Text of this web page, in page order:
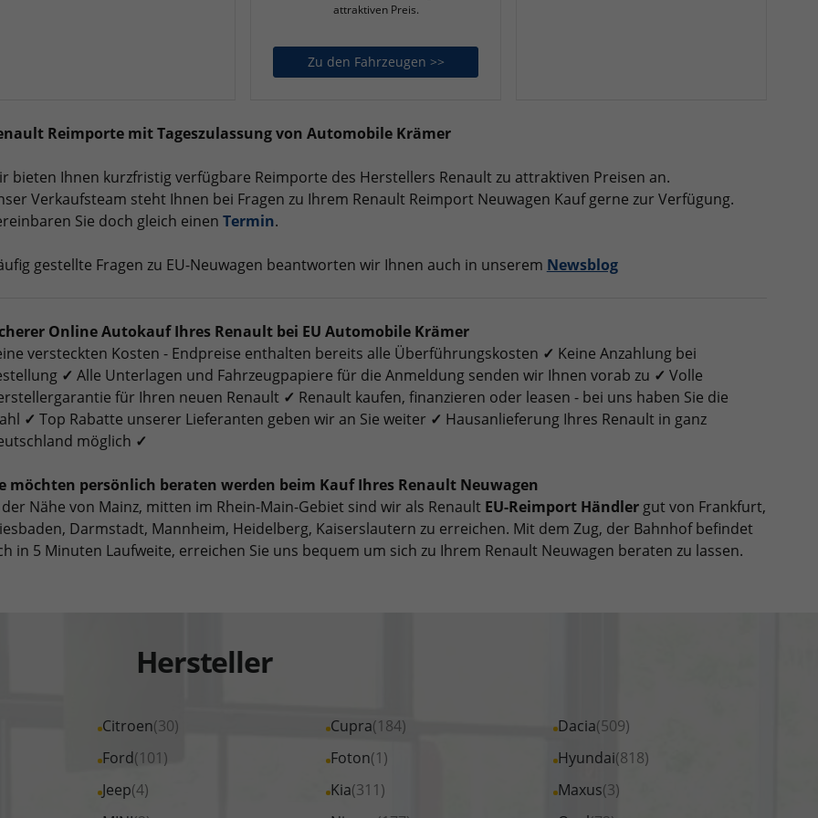
attraktiven Preis.
Zu den Fahrzeugen >>
Reimporte mit Tageszulassung von Automobile Krämer
bieten Ihnen kurzfristig verfügbare Reimporte des Herstellers Renault zu attraktiven Preisen an.
Verkaufsteam steht Ihnen bei Fragen zu Ihrem Renault Reimport Neuwagen Kauf gerne zur Verfügung.
Sie doch gleich einen Termin.
gestellte Fragen zu EU-Neuwagen beantworten wir Ihnen auch in unserem Newsblog
Online Autokauf Ihres Renault bei EU Automobile Krämer
versteckten Kosten - Endpreise enthalten bereits alle Überführungskosten ✓ Keine Anzahlung bei
✓ Alle Unterlagen und Fahrzeugpapiere für die Anmeldung senden wir Ihnen vorab zu ✓ Volle
für Ihren neuen Renault ✓ Renault kaufen, finanzieren oder leasen - bei uns haben Sie die
✓ Top Rabatte unserer Lieferanten geben wir an Sie weiter ✓ Hausanlieferung Ihres Renault in ganz
möglich ✓
möchten persönlich beraten werden beim Kauf Ihres Renault Neuwagen
Nähe von Mainz, mitten im Rhein-Main-Gebiet sind wir als Renault EU-Reimport Händlergut von Frankfurt,
Darmstadt, Mannheim, Heidelberg, Kaiserslautern zu erreichen. Mit dem Zug, der Bahnhof befindet
in 5 Minuten Laufweite, erreichen Sie uns bequem um sich zu Ihrem Renault Neuwagen beraten zu lassen.
Hersteller
Citroen(30)
Alle
Fahrzeuge
Citroen
Cupra(184)
Alle
Fahrzeuge
Cupra
Dacia(509)
Alle
Fahrzeuge
Dacia
Ford(101)
Alle
Fahrzeuge
Foton(1)
Alle
Fahrzeuge
Hyundai(818)
Alle
Fahrzeuge
Jeep(4)
Alle
Kia(311)
Alle
Maxus(3)
Alle